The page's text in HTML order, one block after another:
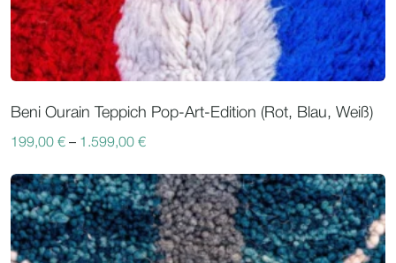
Beni Ourain Teppich Pop-Art-Edition (Rot, Blau, Weiß)
199,00 € – 1.599,00 €